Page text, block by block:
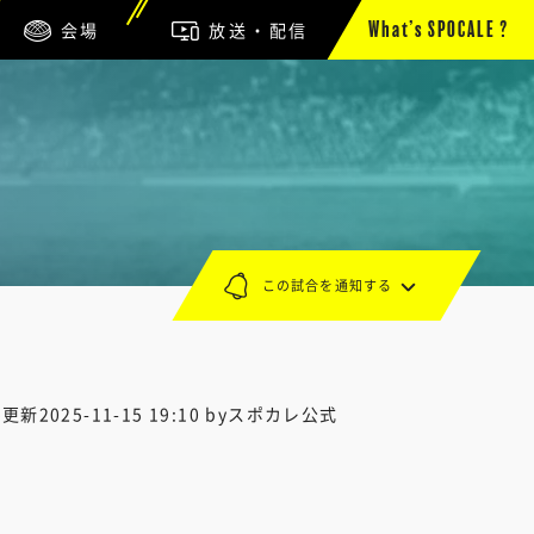
会場 放送・配信 What’s SPOCALE ?
新2025-11-15 19:10 byスポカレ公式
この試合を通知する